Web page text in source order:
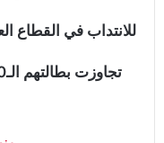
للانتداب في القطاع